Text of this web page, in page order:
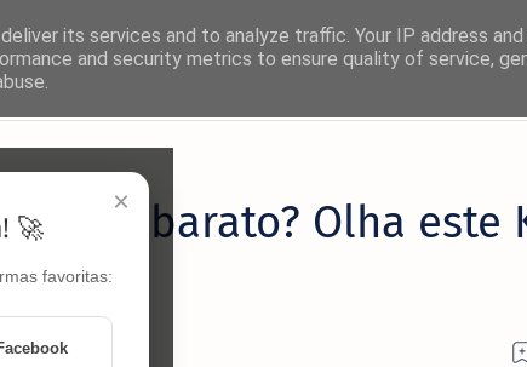
×
🚀
favoritas:
barato? Olha este
KUU A10
its services and to analyze traffic. Your IP address
and security metrics to ensure quality of service,